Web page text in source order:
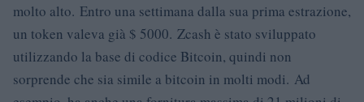
molto alto. Entro una settimana dalla sua prima estrazione,
un token valeva già $ 5000. Zcash è stato sviluppato
utilizzando la base di codice Bitcoin, quindi non
sorprende che sia simile a bitcoin in molti modi. Ad